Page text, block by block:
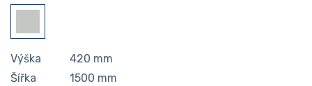
Výška 420 mm
Šířka
1500 mm